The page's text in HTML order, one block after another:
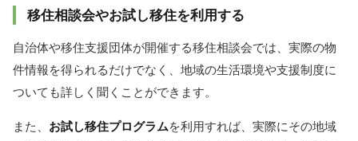
移住相談会やお試し移住を利用する
自治体や移住支援団体が開催する移住相談会では、実際の物
件情報を得られるだけでなく、地域の生活環境や支援制度に
ついても詳しく聞くことができます。
また、 お試し移住プログラムを利用すれば、実際にその地域